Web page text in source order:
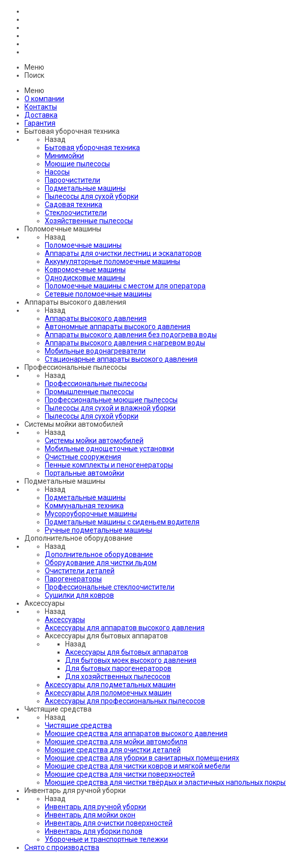
Меню
Поиск
Меню
О компании
Контакты
Доставка
Гарантия
Бытовая уборочная техника
Назад
Бытовая уборочная техника
Минимойки
Моющие пылесосы
Насосы
Пароочистители
Подметальные машины
Пылесосы для сухой уборки
Садовая техника
Стеклоочистители
Хозяйственные пылесосы
Поломоечные машины
Назад
Поломоечные машины
Аппараты для очистки лестниц и эскалаторов
Аккумуляторные поломоечные машины
Ковромоечные машины
Однодисковые машины
Поломоечные машины с местом для оператора
Сетевые поломоечные машины
Аппараты высокого давления
Назад
Аппараты высокого давления
Автономные аппараты высокого давления
Аппараты высокого давления без подогрева воды
Аппараты высокого давления с нагревом воды
Мобильные водонагреватели
Стационарные аппараты высокого давления
Профессиональные пылесосы
Назад
Профессиональные пылесосы
Промышленные пылесосы
Профессиональные моющие пылесосы
Пылесосы для сухой и влажной уборки
Пылесосы для сухой уборки
Системы мойки автомобилей
Назад
Системы мойки автомобилей
Мобильные однощеточные установки
Очистные сооружения
Пенные комплекты и пеногенераторы
Портальные автомойки
Подметальные машины
Назад
Подметальные машины
Коммунальная техника
Мусороуборочные машины
Подметальные машины с сиденьем водителя
Ручные подметальные машины
Дополнительное оборудование
Назад
Дополнительное оборудование
Оборудование для чистки льдом
Очистители деталей
Парогенераторы
Профессиональные стеклоочистители
Сушилки для ковров
Аксессуары
Назад
Аксессуары
Аксессуары для аппаратов высокого давления
Аксессуары для бытовых аппаратов
Назад
Аксессуары для бытовых аппаратов
Для бытовых моек высокого давления
Для бытовых парогенераторов
Для хозяйственных пылесосов
Аксессуары для подметальных машин
Аксессуары для поломоечных машин
Аксессуары для профессиональных пылесосов
Чистящие средства
Назад
Чистящие средства
Моющие средства для аппаратов высокого давления
Моющие средства для мойки автомобиля
Моющие средства для очистки деталей
Моющие средства для уборки в санитарных помещениях
Моющие средства для чистки ковров и мягкой мебели
Моющие средства для чистки поверхностей
Моющие средства для чистки твёрдых и эластичных напольных
Инвентарь для ручной уборки
Назад
Инвентарь для ручной уборки
Инвентарь для мойки окон
Инвентарь для очистки поверхностей
Инвентарь для уборки полов
Уборочные и транспортные тележки
Снято с производства